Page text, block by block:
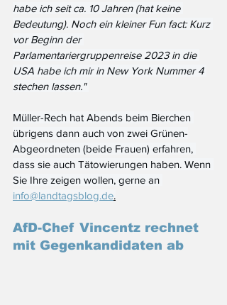
habe ich seit ca. 10 Jahren (hat keine
Bedeutung). Noch ein kleiner Fun fact: Kurz
vor Beginn der
Parlamentariergruppenreise 2023 in die
USA habe ich mir in New York Nummer 4
stechen lassen."
Müller-Rech hat Abends beim Bierchen
übrigens dann auch von zwei Grünen-
Abgeordneten (beide Frauen) erfahren,
dass sie auch Tätowierungen haben. Wenn
Sie Ihre zeigen wollen, gerne an
info@landtagsblog.de.
AfD-Chef Vincentz rechnet
mit Gegenkandidaten ab